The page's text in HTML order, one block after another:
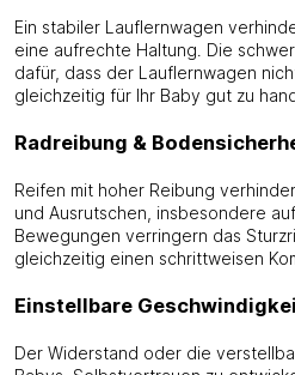
Ein stabiler Lauflernwagen
eine aufrechte Haltung. Die
dafür, dass der Lauflernwagen
gleichzeitig für Ihr Baby gut zu
Radreibung &
Reifen mit hoher Reibung
und Ausrutschen, insbesondere
Bewegungen verringern das
gleichzeitig einen schrittweisen
Einstellbare
Der Widerstand oder die